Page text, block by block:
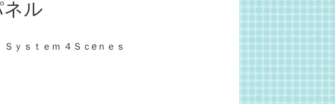
ネル
ｙｓｔｅｍ ４Ｓｃeｎｅｓ